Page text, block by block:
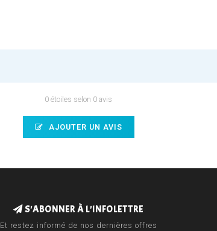
0 étoiles selon 0 avis
AJOUTER UN AVIS
S'ABONNER À L'INFOLETTRE
Et restez informé de nos dernières offres